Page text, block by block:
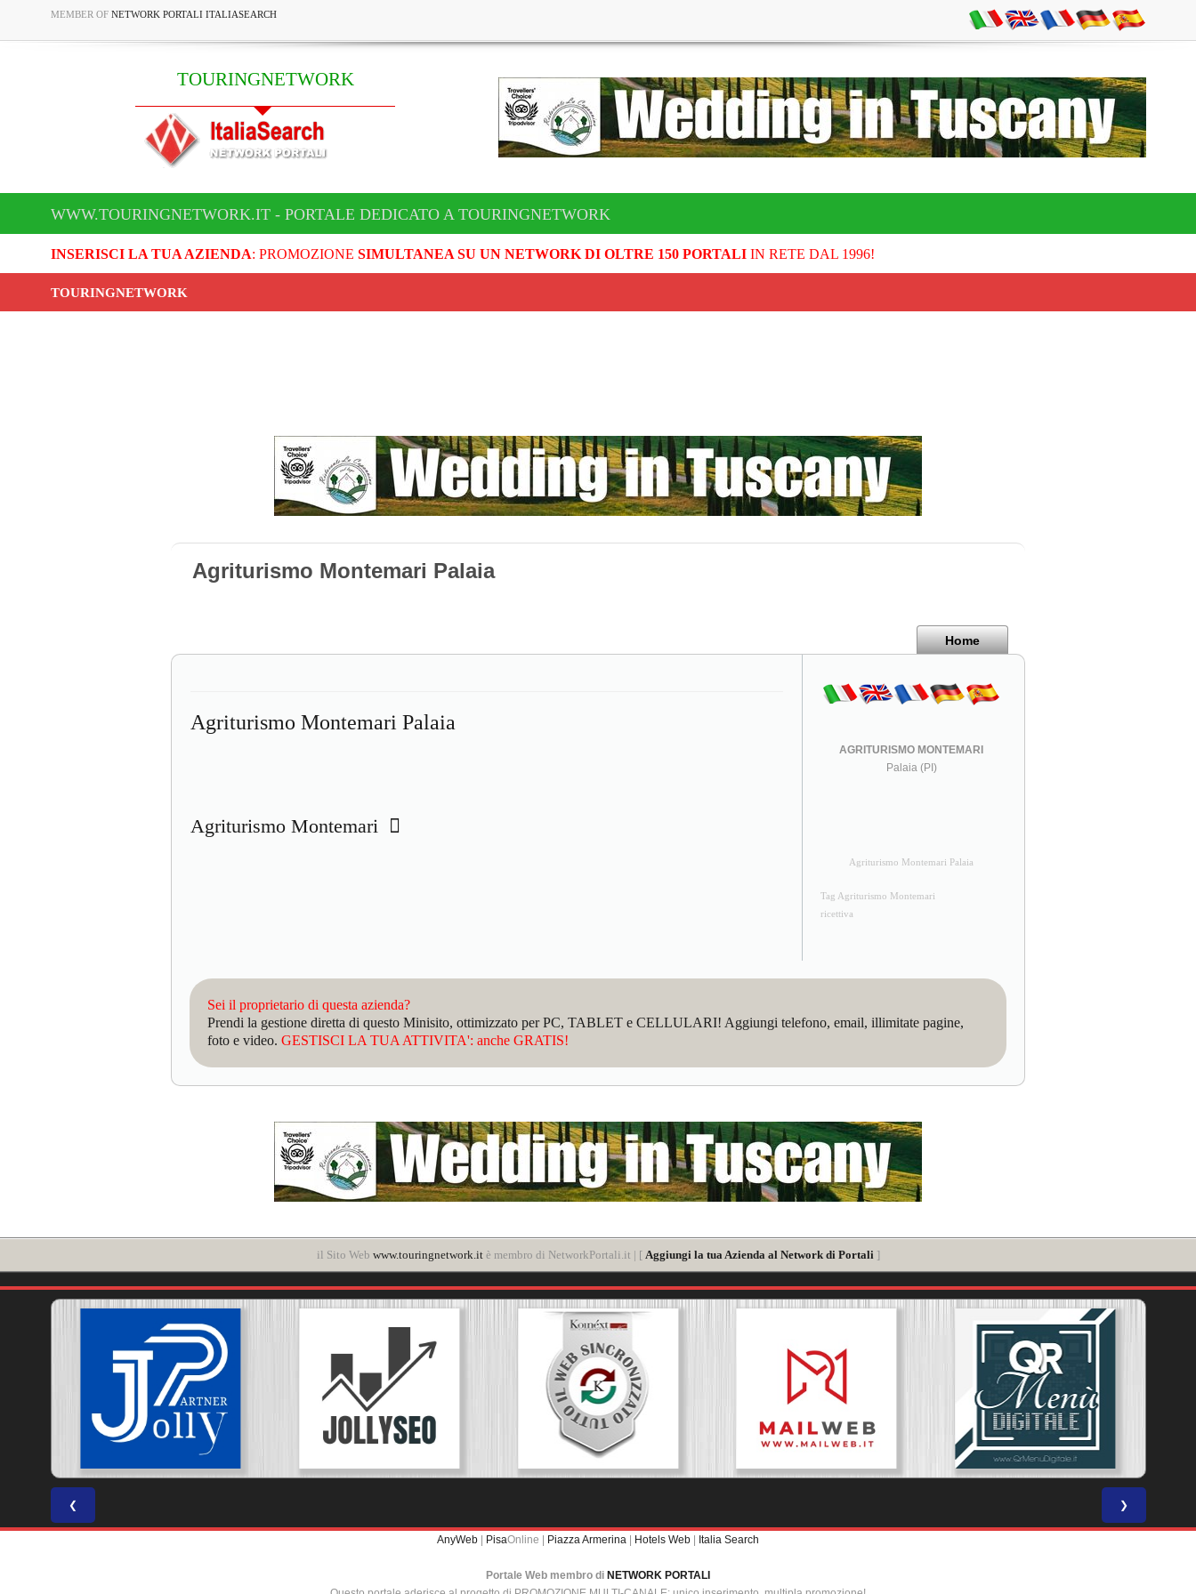
MEMBER OF NETWORK PORTALI ITALIASEARCH
TOURINGNETWORK
WWW.TOURINGNETWORK.IT - PORTALE DEDICATO A TOURINGNETWORK
INSERISCI LA TUA AZIENDA: PROMOZIONE SIMULTANEA SU UN NETWORK DI OLTRE 150 PORTALIIN RETE DAL 1996!
TOURINGNETWORK
Agriturismo Montemari Palaia
Home
Agriturismo Montemari Palaia
Agriturismo Montemari
AGRITURISMO MONTEMARI
Palaia (PI)
Agriturismo Montemari Palaia
Tag Agriturismo Montemari
ricettiva
Sei il proprietario di questa azienda?
Prendi la gestione diretta di questo Minisito, ottimizzato per PC, TABLET e CELLULARI! Aggiungi telefono, email, illimitate pagine,
foto e video. GESTISCI LA TUA ATTIVITA': anche GRATIS!
il Sito Web www.touringnetwork.itè membro di NetworkPortali.it | [ Aggiungi la tua Azienda al Network di Portali ]
❮ ❯
AnyWeb | PisaOnline | Piazza Armerina | Hotels Web | Italia Search
Portale Web membro di NETWORK PORTALI